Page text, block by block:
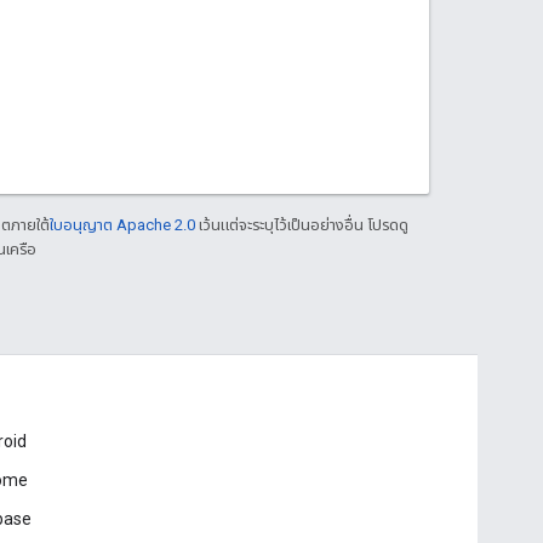
ภายใต้ใบอนุญาต Apache 2.0 เว้นแต่จะระบุไว้เป็นอย่างอื่น โปรดดู
ครือ